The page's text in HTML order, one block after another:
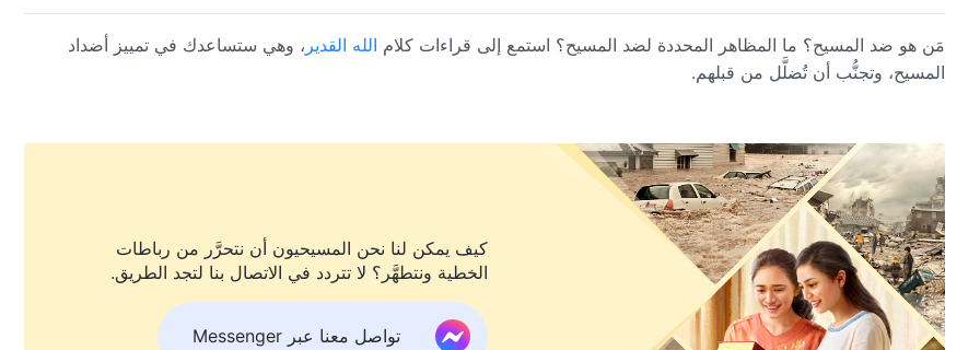
مَن هو ضد المسيح؟ ما المظاهر المحددة لضد المسيح؟ استمع إلى قراءات كلام الله القدير ، وهي ستساعدك في تمييز أضداد
المسيح، وتجنُّب أن تُضلَّل من قبلهم.
كيف يمكن لنا نحن المسيحيون أن نتحرَّر من رباطات
الخطية ونتطهَّر؟ لا تتردد في الاتصال بنا لتجد الطريق.
تواصل معنا عبر Messenger